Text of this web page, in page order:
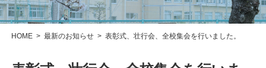
HOME > 最新のお知らせ > 表彰式、壮行会、全校集会を行いました。